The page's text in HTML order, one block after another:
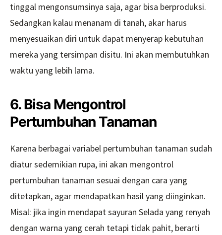
tinggal mengonsumsinya saja, agar bisa berproduksi.
Sedangkan kalau menanam di tanah, akar harus
menyesuaikan diri untuk dapat menyerap kebutuhan
mereka yang tersimpan disitu. Ini akan membutuhkan
waktu yang lebih lama.
6. Bisa Mengontrol
Pertumbuhan Tanaman
Karena berbagai variabel pertumbuhan tanaman sudah
diatur sedemikian rupa, ini akan mengontrol
pertumbuhan tanaman sesuai dengan cara yang
ditetapkan, agar mendapatkan hasil yang diinginkan.
Misal: jika ingin mendapat sayuran Selada yang renyah
dengan warna yang cerah tetapi tidak pahit, berarti